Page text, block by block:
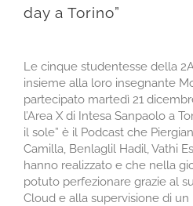
day a Torino”
Le cinque studentesse della
insieme alla loro insegnante
partecipato martedì 21
l’Area X di Intesa Sanpaolo a
il sole” è il Podcast che
Camilla, Benlaglil Hadil, Vathi
hanno realizzato e che nella
potuto perfezionare grazie al
Cloud e alla supervisione di